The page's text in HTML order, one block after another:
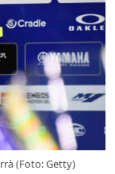
(Foto: Getty)